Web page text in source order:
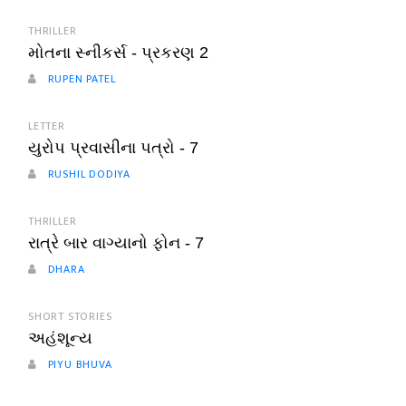
THRILLER
મોતના સ્નીકર્સ - પ્રકરણ 2
RUPEN PATEL
LETTER
યુરોપ પ્રવાસીના પત્રો - 7
RUSHIL DODIYA
THRILLER
રાત્રે બાર વાગ્યાનો ફોન - 7
DHARA
SHORT STORIES
અહંશૂન્ય
PIYU BHUVA